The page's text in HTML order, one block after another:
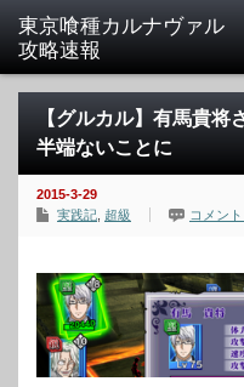
東京喰種カルナヴァル
攻略速報
【グルカル】有馬貴
半端ないことに
2015-3-29
実践記 超級 コメン